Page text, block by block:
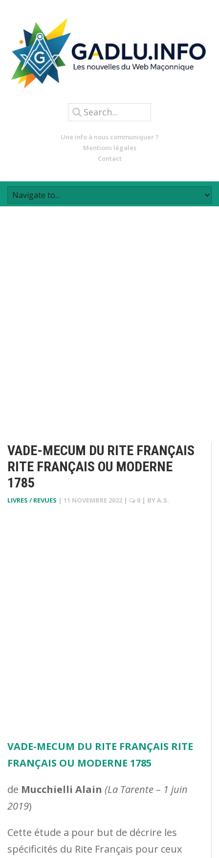
Une info à nous communiquer ?
Mentions légales
Contact
VADE-MECUM DU RITE FRANÇAIS
RITE FRANÇAIS OU MODERNE
1785
LIVRES / REVUES | 11 NOVEMBRE 2022 | 0 | BYA.S.
VADE-MECUM DU RITE FRANÇAIS RITE
FRANÇAIS OU MODERNE 1785
de Mucchielli Alain (La Tarente – 1 juin
2019)
Cette étude a pour but de décrire les
spécificités du Rite Français pour ceux